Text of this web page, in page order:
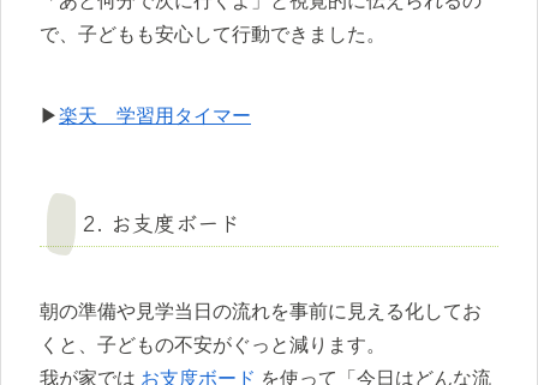
で、子どもも安心して行動できました。
▶楽天 学習用タイマー
2. お支度ボード
朝の準備や見学当日の流れを事前に見える化してお
くと、子どもの不安がぐっと減ります。
我が家では お支度ボード を使って「今日はどんな流